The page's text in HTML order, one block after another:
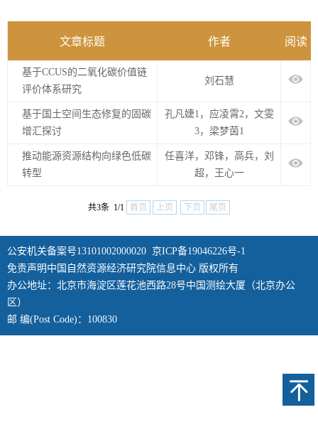
+
文章标题 作者 阅读
基于CCUS的二氧化碳价值链
评价体系研究
刘石慧
基于国土空间生态修复的固碳
增汇探讨
孔凡婕1，应凌霄2，文雯
3，梁梦茵1
推动能源资源结构向绿色低碳
转型
任喜洋，邓锋，高兵，刘
超，王心一
共3条 1/1 首页 上页 下页 尾页
公安机关备案号13101002000020 京ICP备19046226号-1
免责声明中国自然资源经济研究院信息中心 版权所有
办公地址：北京市海淀区莲花池西路28号中国测绘大厦（北京办公
区）
邮 编(Post Code)：100830